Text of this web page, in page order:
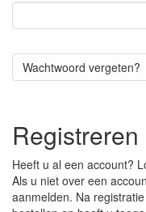
Wachtwoord vergeten?
Registreren
Heeft u al een account?
Als u niet over een
aanmelden. Na